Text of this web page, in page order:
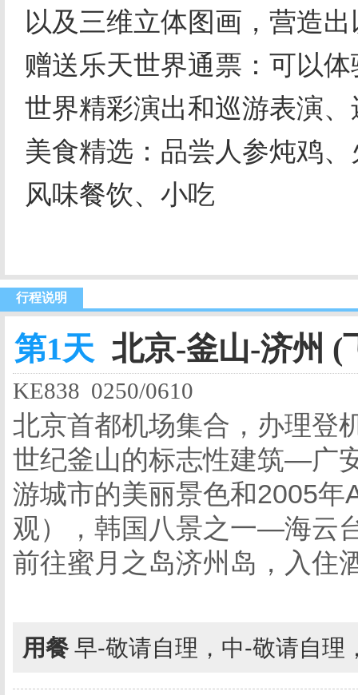
以及三维立体图画，营造
赠送乐天世界通票：可以
世界精彩演出和巡游表演
美食精选：品尝人参炖鸡
风味餐饮、小吃
行程说明
第1天 北京-釜山-济州 (
KE838 0250/0610
北京首都机场集合，办理登
世纪釜山的标志性建筑—广
游城市的美丽景色和2005
观），韩国八景之一—海云
前往蜜月之岛济州岛，入住
用餐 早-敬请自理，中-敬请自理